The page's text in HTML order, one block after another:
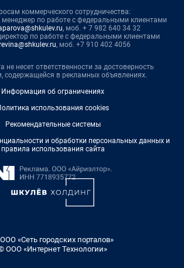
коммерческого сотрудничества:
по работе с федеральными клиентами
, моб. + 7 982 640 34 32
по работе с федеральными клиентами
, моб. +7 910 402 4056
не несет ответственности за достоверность
содержащейся в рекламных объявлениях.
Информация об ограничениях
использования cookies
Рекомендательные системы
и обработки персональных данных и
правила использования сайта
«Сеть городских порталов»
ООО «Интернет Технологии»